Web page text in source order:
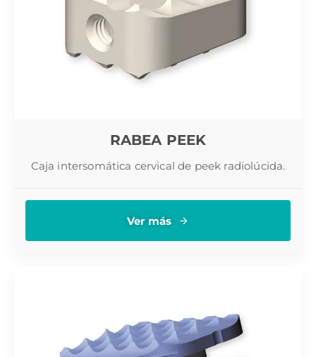
RABEA PEEK
Caja intersomática cervical de peek radiolúcida.
Ver más